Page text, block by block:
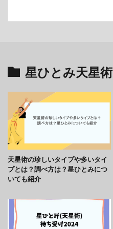
星ひとみ天星術
天星術の珍しいタイプや多いタイ
プとは？調べ方は？星ひとみにつ
いても紹介